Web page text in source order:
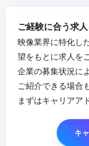
ご経験に合う求
映像業界に特化し
望をもとに求人を
企業の募集状況に
ご紹介できる場合
まずはキャリアア
キ